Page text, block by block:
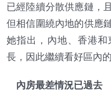
已經陸續分散供應鏈，
但相信圍繞內地的供應
她指出，內地、香港
長，因此繼續看好區內
內房最差情況已過去